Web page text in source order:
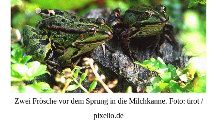
Zwei Frösche vor dem Sprung in die Milchkanne. Foto: tirot /
pixelio.de